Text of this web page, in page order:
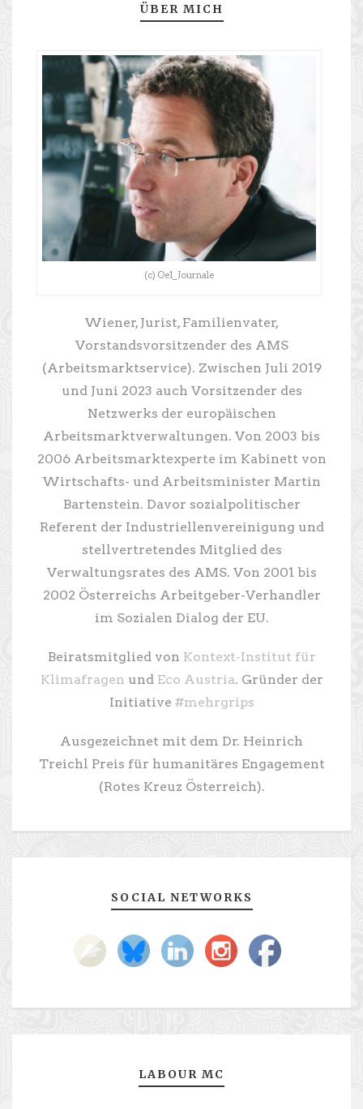
ÜBER MICH
(c) Oe1_Journale
Wiener, Jurist, Familienvater,
Vorstandsvorsitzender des AMS
(Arbeitsmarktservice). Zwischen Juli 2019
und Juni 2023 auch Vorsitzender des
Netzwerks der europäischen
Arbeitsmarktverwaltungen. Von 2003 bis
2006 Arbeitsmarktexperte im Kabinett von
Wirtschafts- und Arbeitsminister Martin
Bartenstein. Davor sozialpolitischer
Referent der Industriellenvereinigung und
stellvertretendes Mitglied des
Verwaltungsrates des AMS. Von 2001 bis
2002 Österreichs Arbeitgeber-Verhandler
im Sozialen Dialog der EU.
Beiratsmitglied von Kontext-Institut für
Klimafragen und Eco Austria. Gründer der
Initiative #mehrgrips
Ausgezeichnet mit dem Dr. Heinrich
Treichl Preis für humanitäres Engagement
(Rotes Kreuz Österreich).
SOCIAL NETWORKS
LABOUR MC